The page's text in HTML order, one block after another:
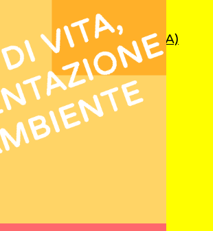
di Assistenza (LEA)
clinica